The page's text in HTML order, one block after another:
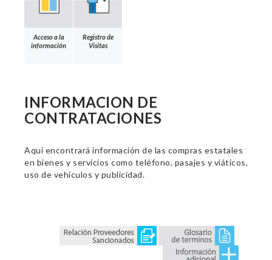
Acceso a la
información
Registro de
Visitas
INFORMACION DE
CONTRATACIONES
Aquí encontrará información de las compras estatales
en bienes y servicios como teléfono, pasajes y viáticos,
uso de vehículos y publicidad.